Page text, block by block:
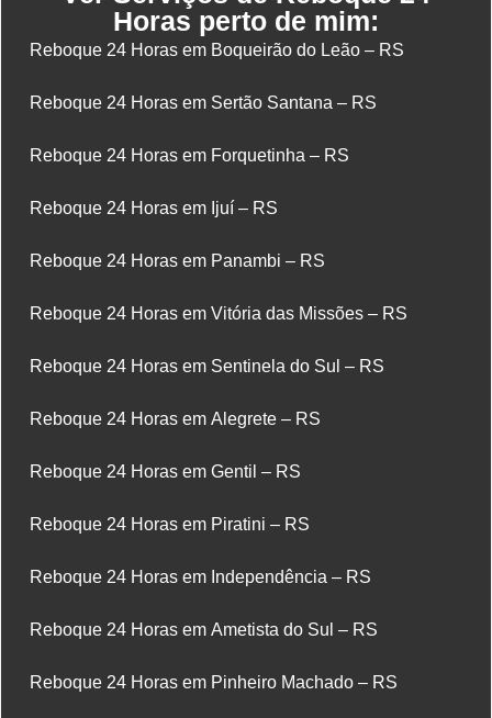
Horas perto de mim:
Reboque 24 Horas em Boqueirão do Leão – RS
Reboque 24 Horas em Sertão Santana – RS
Reboque 24 Horas em Forquetinha – RS
Reboque 24 Horas em Ijuí – RS
Reboque 24 Horas em Panambi – RS
Reboque 24 Horas em Vitória das Missões – RS
Reboque 24 Horas em Sentinela do Sul – RS
Reboque 24 Horas em Alegrete – RS
Reboque 24 Horas em Gentil – RS
Reboque 24 Horas em Piratini – RS
Reboque 24 Horas em Independência – RS
Reboque 24 Horas em Ametista do Sul – RS
Reboque 24 Horas em Pinheiro Machado – RS